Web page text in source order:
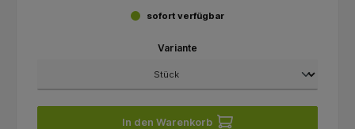
sofort verfügbar
Variante
In den Warenkorb